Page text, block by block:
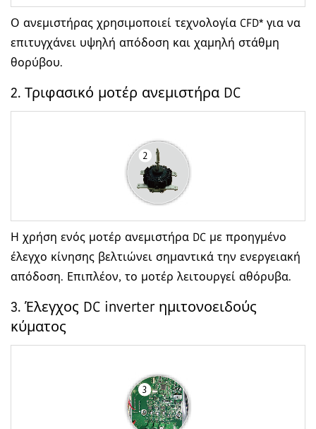
Ο ανεμιστήρας χρησιμοποιεί τεχνολογία CFD* για να
επιτυγχάνει υψηλή απόδοση και χαμηλή στάθμη
θορύβου.
2. Τριφασικό μοτέρ ανεμιστήρα DC
Η χρήση ενός μοτέρ ανεμιστήρα DC με προηγμένο
έλεγχο κίνησης βελτιώνει σημαντικά την ενεργειακή
απόδοση. Επιπλέον, το μοτέρ λειτουργεί αθόρυβα.
3. Έλεγχος DC inverter ημιτονοειδούς
κύματος